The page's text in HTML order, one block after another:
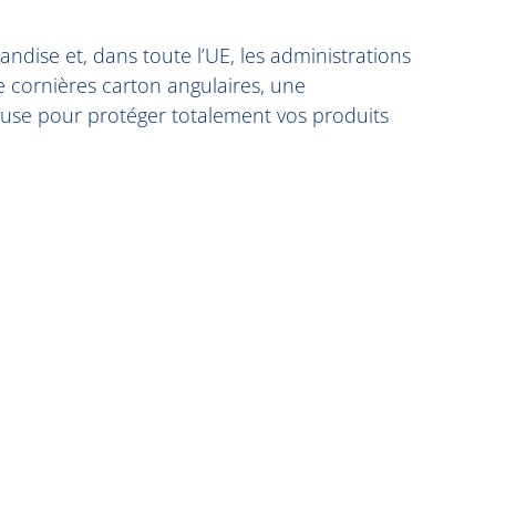
et, dans toute l’UE, les administrations
carton angulaires, une
pour protéger totalement vos produits